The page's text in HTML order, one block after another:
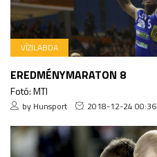
VÍZILABDA
EREDMÉNYMARATON 8
Fotó: MTI
by Hunsport 2018-12-24 00:36